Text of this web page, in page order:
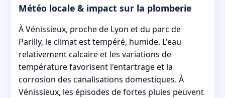
Météo locale & impact sur la plomberie
À Vénissieux, proche de Lyon et du parc de
Parilly, le climat est tempéré, humide. L'eau
relativement calcaire et les variations de
température favorisent l'entartrage et la
corrosion des canalisations domestiques. À
Vénissieux, les épisodes de fortes pluies peuvent